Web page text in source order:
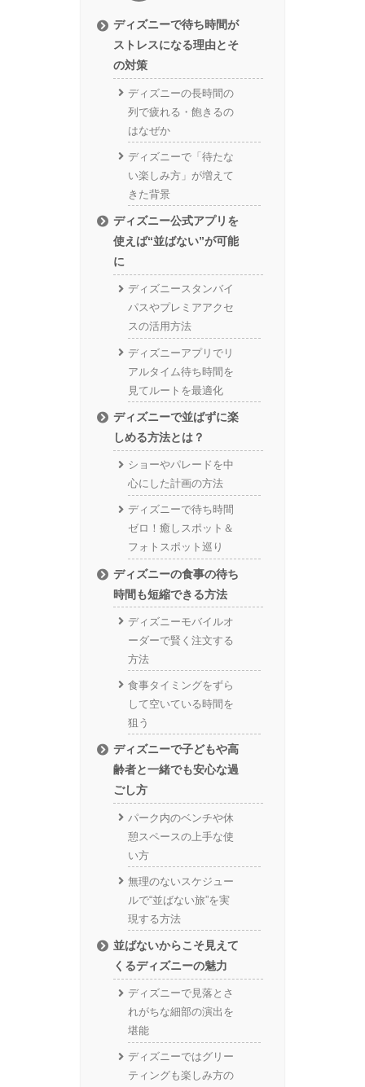
ディズニーで待ち時間が
ストレスになる理由とそ
の対策
ディズニーの長時間の
列で疲れる・飽きるの
はなぜか
ディズニーで「待たな
い楽しみ方」が増えて
きた背景
ディズニー公式アプリを
使えば“並ばない”が可能
に
ディズニースタンバイ
パスやプレミアアクセ
スの活用方法
ディズニーアプリでリ
アルタイム待ち時間を
見てルートを最適化
ディズニーで並ばずに楽
しめる方法とは？
ショーやパレードを中
心にした計画の方法
ディズニーで待ち時間
ゼロ！癒しスポット＆
フォトスポット巡り
ディズニーの食事の待ち
時間も短縮できる方法
ディズニーモバイルオ
ーダーで賢く注文する
方法
食事タイミングをずら
して空いている時間を
狙う
ディズニーで子どもや高
齢者と一緒でも安心な過
ごし方
パーク内のベンチや休
憩スペースの上手な使
い方
無理のないスケジュー
ルで“並ばない旅”を実
現する方法
並ばないからこそ見えて
くるディズニーの魅力
ディズニーで見落とさ
れがちな細部の演出を
堪能
ディズニーではグリー
ティングも楽しみ方の